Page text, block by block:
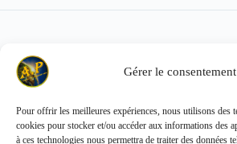
Gérer le consentement
Pour offrir les meilleures expériences, nous utilisons des
cookies pour stocker et/ou accéder aux informations des
à ces technologies nous permettra de traiter des données
Poids 290 kg
Copyright © 2026 - ALL PARTS